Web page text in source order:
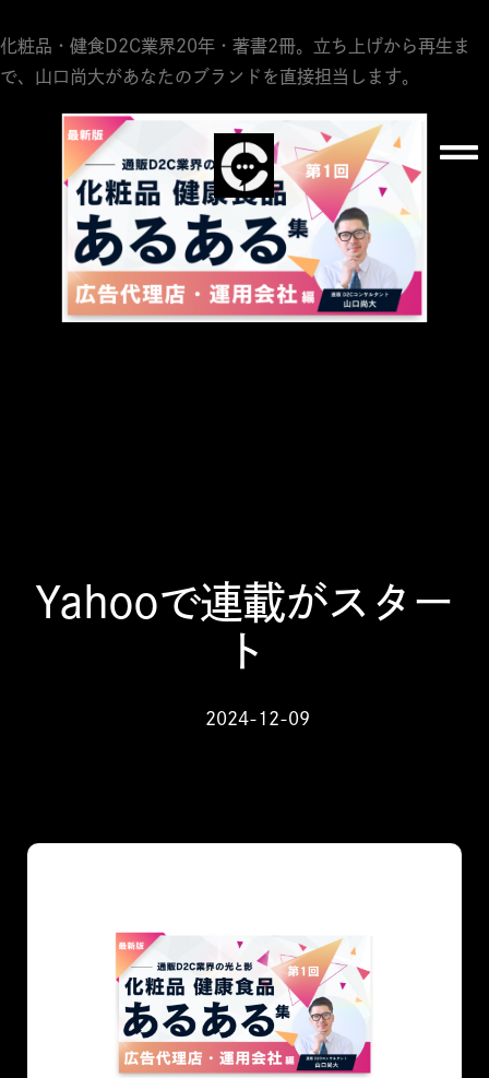
FAQ
資料請求
お問い合わせ
化粧品・健食D2C業界20年・著書2冊。立ち上げから再生ま
で、山口尚大があなたのブランドを直接担当します。
Yahooで連載がスター
ト
2024-12-09